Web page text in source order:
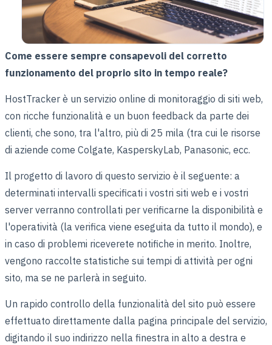
Come essere sempre consapevoli del corretto
funzionamento del proprio sito in tempo reale?
HostTracker è un servizio online di monitoraggio di siti web,
con ricche funzionalità e un buon feedback da parte dei
clienti, che sono, tra l'altro, più di 25 mila (tra cui le risorse
di aziende come Colgate, KasperskyLab, Panasonic, ecc.
Il progetto di lavoro di questo servizio è il seguente: a
determinati intervalli specificati i vostri siti web e i vostri
server verranno controllati per verificarne la disponibilità e
l'operatività (la verifica viene eseguita da tutto il mondo), e
in caso di problemi riceverete notifiche in merito. Inoltre,
vengono raccolte statistiche sui tempi di attività per ogni
sito, ma se ne parlerà in seguito.
Un rapido controllo della funzionalità del sito può essere
effettuato direttamente dalla pagina principale del servizio,
digitando il suo indirizzo nella finestra in alto a destra e